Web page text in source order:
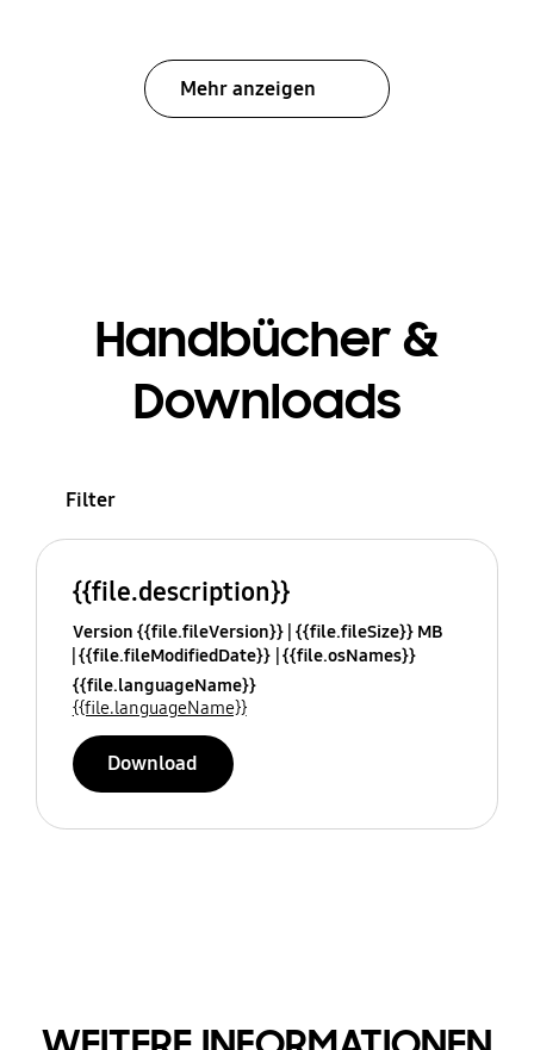
Mehr anzeigen
Handbücher &
Downloads
Filter
{{file.description}}
Version {{file.fileVersion}} {{file.fileSize}} MB
{{file.fileModifiedDate}} {{file.osNames}}
{{file.languageName}}
{{file.languageName}}
Download